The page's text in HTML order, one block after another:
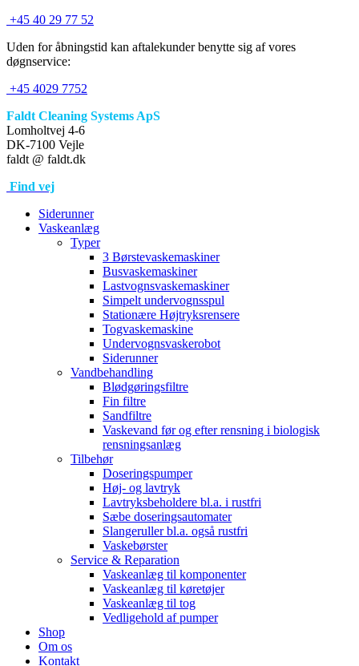
+45 40 29 77 52
Uden for åbningstid kan aftalekunder benytte sig af vores
døgnservice:
+45 4029 7752
Faldt Cleaning Systems ApS
Lomholtvej 4-6
DK-7100 Vejle
faldt @ faldt.dk
Find vej
Siderunner
Vaskeanlæg
Typer
3 Børstevaskemaskiner
Busvaskemaskiner
Lastvognsvaskemaskiner
Simpelt undervognsspul
Stationære Højtryksrensere
Togvaskemaskine
Undervognsvaskerobot
Siderunner
Vandbehandling
Blødgøringsfiltre
Fin filtre
Sandfiltre
Vaskevand før og efter rensning i biologisk
rensningsanlæg
Tilbehør
Doseringspumper
Høj- og lavtryk
Lavtryksbeholdere bl.a. i rustfri
Sæbe doseringsautomater
Slangeruller bl.a. også rustfri
Vaskebørster
Service & Reparation
Vaskeanlæg til komponenter
Vaskeanlæg til køretøjer
Vaskeanlæg til tog
Vedligehold af pumper
Shop
Om os
Kontakt